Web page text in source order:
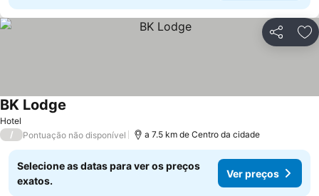
Partilhar
Hotel
BK Lodge
/ Pontuação não disponível a 7.5 km de Centro da cidade
Selecione as datas para ver os preços
exatos.
Ver preços